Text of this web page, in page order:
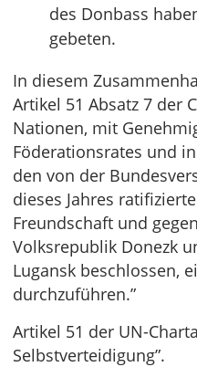
des Donbass
gebeten.
In diesem
Artikel 51 Absatz 7 der
Nationen, mit
Föderationsrates und
den von der
dieses Jahres
Freundschaft und
Volksrepublik Donezk
Lugansk beschlossen,
durchzuführen.”
Artikel 51 der UN-
Selbstverteidigung”.